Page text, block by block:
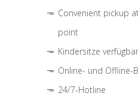
Convenient pickup
point
Kindersitze
Online- und Offline-
24/7-Hotline